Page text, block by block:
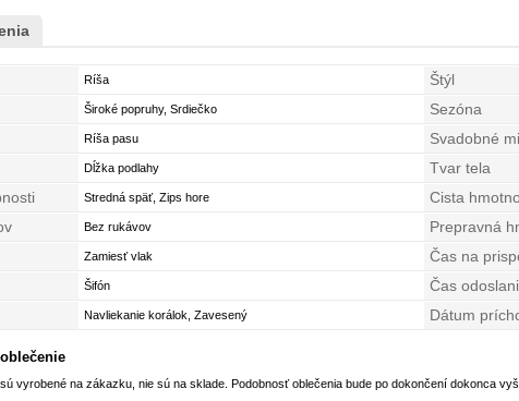
Ríša Štýl
Široké popruhy, Srdiečko Sezóna
Ríša pasu Svadobné
Dĺžka podlahy Tvar tela
Stredná späť, Zips hore Cista
Bez rukávov Prepravná
Zamiesť vlak Čas na
Šifón Čas
Navliekanie korálok, Zavesený Dátum
vyrobené na zákazku, nie sú na sklade. Podobnosť oblečenia bude po dokončení dokonca